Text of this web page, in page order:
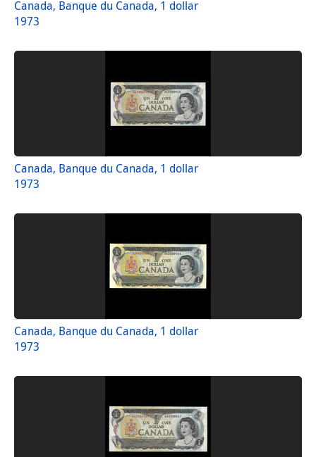
Canada, Banque du Canada, 1 dollar
1973
Canada, Banque du Canada, 1 dollar
1973
Canada, Banque du Canada, 1 dollar
1973